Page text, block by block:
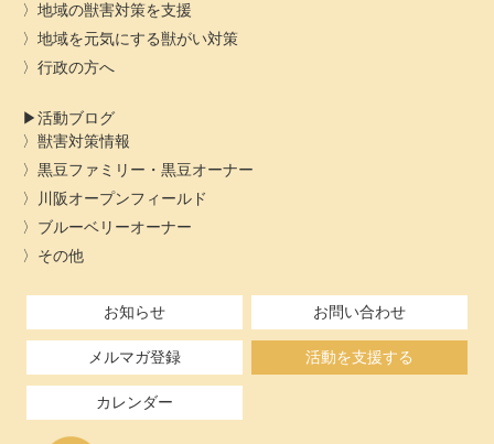
地域の獣害対策を支援
地域を元気にする獣がい対策
行政の方へ
活動ブログ
獣害対策情報
黒豆ファミリー・黒豆オーナー
川阪オープンフィールド
ブルーベリーオーナー
その他
お知らせ お問い合わせ
メルマガ登録 活動を支援する
カレンダー